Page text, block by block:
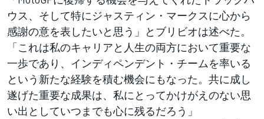
ウス、そして特にジャスティン・マークスに心から
感謝の意を表したいと思う」とブリビオは述べた。
「これは私のキャリアと人生の両方において重要な
一歩であり、インディペンデント・チームを率いる
という新たな経験を積む機会にもなった。共に成し
遂げた重要な成果は、私にとってかけがえのない思
い出としていつまでも心に残るだろう」